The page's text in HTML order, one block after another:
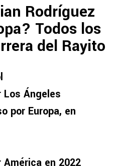
Rodríguez
Todos los
del Rayito
Los Ángeles
por Europa, en
en 2022